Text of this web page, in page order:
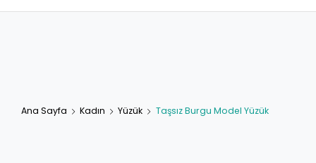
Ana Sayfa Kadın Yüzük Taşsız Burgu Model Yüzük